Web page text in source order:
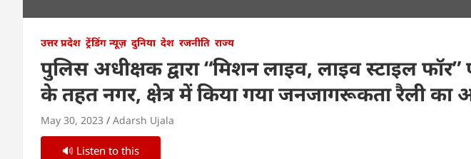
उत्तर प्रदेश ट्रेंडिंग न्यूज़ दुनिया देश रजनीति राज्य
पुलिस अधीक्षक द्वारा “मिशन लाइव, लाइव स्टाइल फॉर”
के तहत नगर, क्षेत्र में किया गया जनजागरूकता रैली
May 30, 2023 Adarsh Ujala
🔊 Listen to this